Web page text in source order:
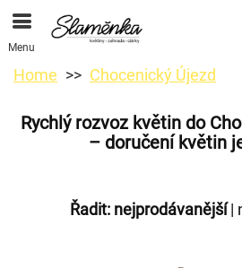
Menu
Home Chocenický Újezd
Rychlý rozvoz květin do
– doručení květin
Řadit: nejprodávanější|